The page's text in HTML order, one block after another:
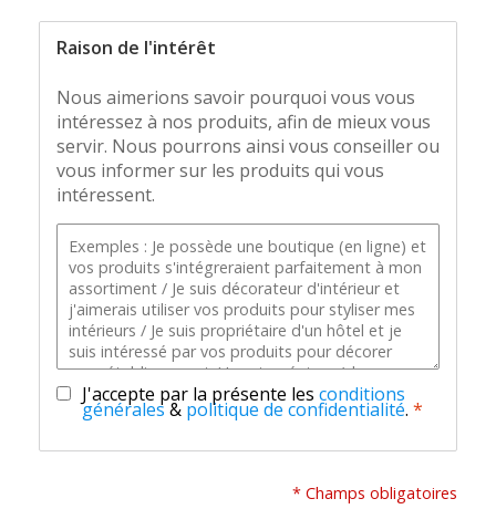
Raison de l'intérêt
Nous aimerions savoir pourquoi vous vous
intéressez à nos produits, afin de mieux vous
servir. Nous pourrons ainsi vous conseiller ou
vous informer sur les produits qui vous
intéressent.
J'accepte par la présente les conditions
générales & politique de confidentialité. *
* Champs obligatoires